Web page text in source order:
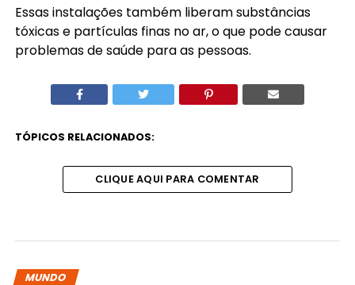
Essas instalações também liberam substâncias
tóxicas e partículas finas no ar, o que pode causar
problemas de saúde para as pessoas.
TÓPICOS RELACIONADOS:
CLIQUE AQUI PARA COMENTAR
MUNDO